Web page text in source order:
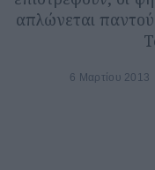
απλώνεται
6 Μαρτίου 2013